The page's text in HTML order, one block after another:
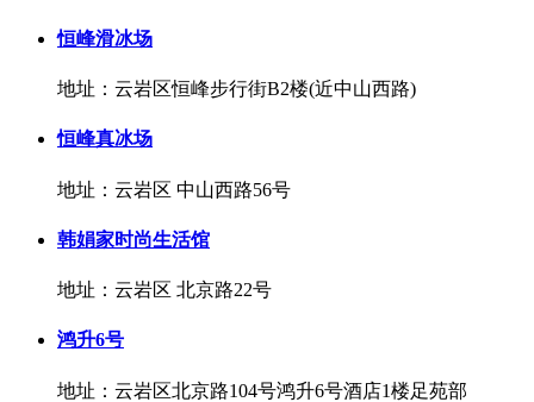
恒峰滑冰场
地址：云岩区恒峰步行街B2楼(近中山西路)
恒峰真冰场
地址：云岩区 中山西路56号
韩娟家时尚生活馆
地址：云岩区 北京路22号
鸿升6号
地址：云岩区北京路104号鸿升6号酒店1楼足苑部